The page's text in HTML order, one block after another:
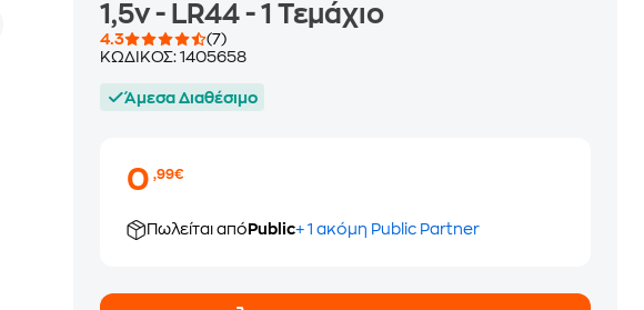
1,5v - LR44 - 1 Τεμάχιο
4.3
(7)
ΚΩΔΙΚΟΣ:1405658
Άμεσα Διαθέσιμο
0,99€
Πωλείται από Public+ 1 ακόμη Public Partner